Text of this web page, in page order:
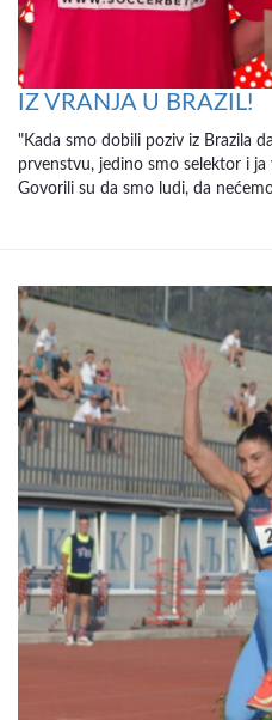
IZ VRANJA U BRAZIL!
"Kada smo dobili poziv iz Brazila
prvenstvu, jedino smo selektor i
Govorili su da smo ludi, da